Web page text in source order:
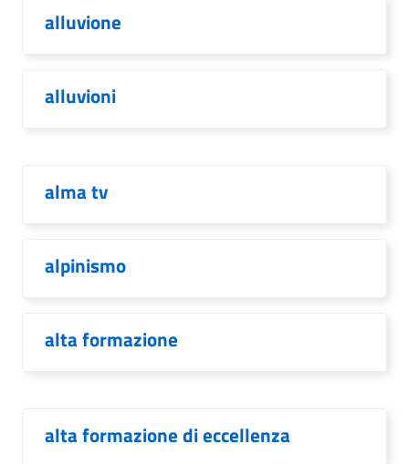
alluvione
alluvioni
alma tv
alpinismo
alta formazione
alta formazione di eccellenza